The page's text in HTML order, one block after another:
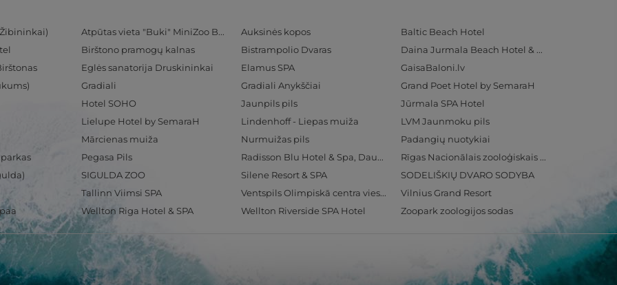
Atpūtas vieta "Buki" MiniZoo BUKS Auksinės kopos
Baltic Beach Hotel
Birštono pramogų kalnas Bistrampolio Dvaras
Daina Jurmala Beach Hotel & SPA
Eglės sanatorija Druskininkai Elamus SPA
GaisaBaloni.lv
Gradiali Gradiali Anykščiai
Grand Poet Hotel by SemaraH
Hotel SOHO Jaunpils pils
Jūrmala SPA Hotel
Lielupe Hotel by SemaraH Lindenhoff - Liepas muiža
LVM Jaunmoku pils
Mārcienas muiža Nurmuižas pils
Padangių nuotykiai
Pegasa Pils Radisson Blu Hotel & Spa, Daugava Riga
Rīgas Nacionālais zooloģiskais dārzs
SIGULDA ZOO Silene Resort & SPA
SODELIŠKIŲ DVARO SODYBA
Tallinn Viimsi SPA Ventspils Olimpiskā centra viesnīca
Vilnius Grand Resort
Wellton Riga Hotel & SPA Wellton Riverside SPA Hotel Zoopark zoologijos sodas